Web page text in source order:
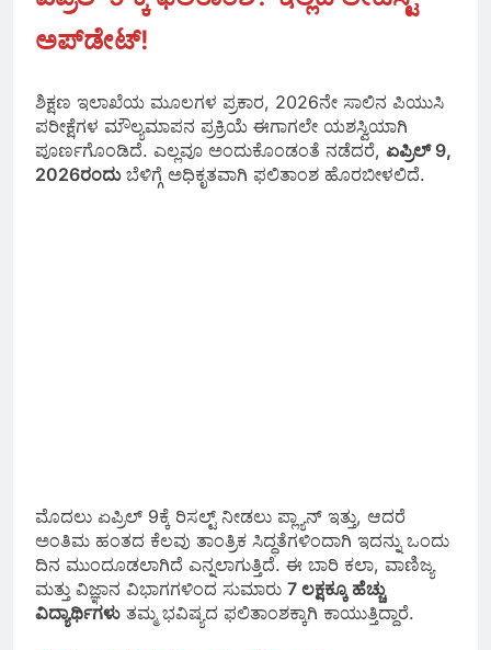
ಅಪ್‌ಡೇಟ್!
ಶಿಕ್ಷಣ ಇಲಾಖೆಯ ಮೂಲಗಳ ಪ್ರಕಾರ, 2026ನೇ ಸಾಲಿನ ಪಿಯುಸಿ
ಪರೀಕ್ಷೆಗಳ ಮೌಲ್ಯಮಾಪನ ಪ್ರಕ್ರಿಯೆ ಈಗಾಗಲೇ ಯಶಸ್ವಿಯಾಗಿ
ಪೂರ್ಣಗೊಂಡಿದೆ. ಎಲ್ಲವೂ ಅಂದುಕೊಂಡಂತೆ ನಡೆದರೆ, ಏಪ್ರಿಲ್ 9,
2026ರಂದುಬೆಳಿಗ್ಗೆ ಅಧಿಕೃತವಾಗಿ ಫಲಿತಾಂಶ ಹೊರಬೀಳಲಿದೆ.
ಮೊದಲು ಏಪ್ರಿಲ್ 9ಕ್ಕೆ ರಿಸಲ್ಟ್ ನೀಡಲು ಪ್ಲ್ಯಾನ್ ಇತ್ತು, ಆದರೆ
ಅಂತಿಮ ಹಂತದ ಕೆಲವು ತಾಂತ್ರಿಕ ಸಿದ್ಧತೆಗಳಿಂದಾಗಿ ಇದನ್ನು ಒಂದು
ದಿನ ಮುಂದೂಡಲಾಗಿದೆ ಎನ್ನಲಾಗುತ್ತಿದೆ. ಈ ಬಾರಿ ಕಲಾ, ವಾಣಿಜ್ಯ
ಮತ್ತು ವಿಜ್ಞಾನ ವಿಭಾಗಗಳಿಂದ ಸುಮಾರು 7 ಲಕ್ಷಕ್ಕೂ ಹೆಚ್ಚು
ವಿದ್ಯಾರ್ಥಿಗಳು ತಮ್ಮ ಭವಿಷ್ಯದ ಫಲಿತಾಂಶಕ್ಕಾಗಿ ಕಾಯುತ್ತಿದ್ದಾರೆ.